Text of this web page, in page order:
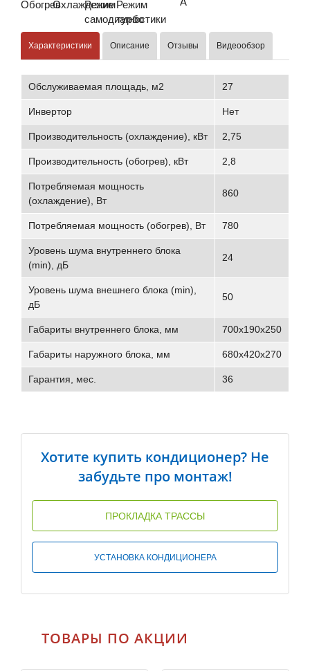
Характеристики Описание Отзывы Видеообзор
Обслуживаемая площадь, м2 27
Инвертор Нет
Производительность (охлаждение), кВт 2,75
Производительность (обогрев), кВт 2,8
Потребляемая мощность
(охлаждение), Вт
860
Потребляемая мощность (обогрев), Вт 780
Уровень шума внутреннего блока
(min), дБ
24
Уровень шума внешнего блока (min),
дБ
50
Габариты внутреннего блока, мм 700х190х250
Габариты наружного блока, мм 680х420х270
Гарантия, мес. 36
Хотите купить кондиционер? Не
забудьте про монтаж!
ПРОКЛАДКА ТРАССЫ
УСТАНОВКА КОНДИЦИОНЕРА
ТОВАРЫ ПО АКЦИИ